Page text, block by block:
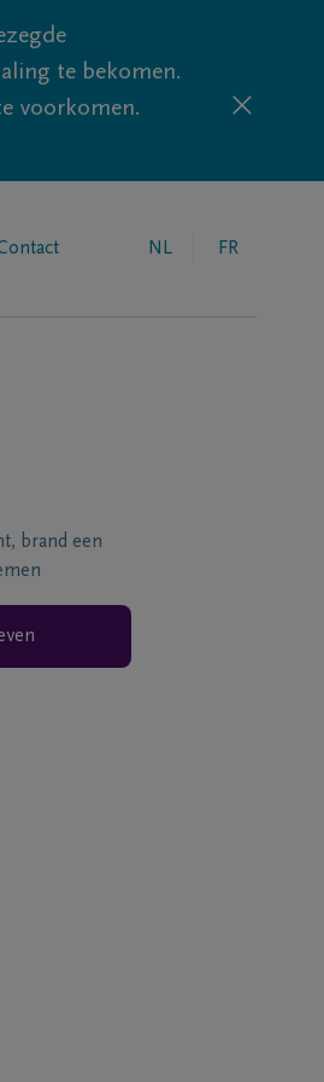
te bekomen.
voorkomen.
NL FR
brand een